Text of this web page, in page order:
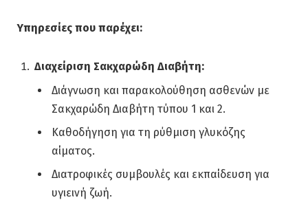
Υπηρεσίες που παρέχει:
Διαχείριση Σακχαρώδη Διαβήτη:
Διάγνωση και παρακολούθηση ασθενών με
Σακχαρώδη Διαβήτη τύπου 1 και 2.
Καθοδήγηση για τη ρύθμιση γλυκόζης
αίματος.
Διατροφικές συμβουλές και εκπαίδευση για
υγιεινή ζωή.